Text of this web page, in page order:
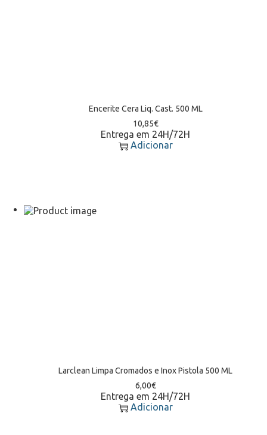
Encerite Cera Liq. Cast. 500 ML
10,85€
Entrega em 24H/72H
Adicionar
Larclean Limpa Cromados e Inox Pistola 500 ML
6,00€
Entrega em 24H/72H
Adicionar